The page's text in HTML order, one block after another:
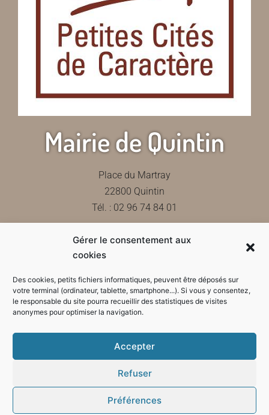
Gérer le consentement aux
cookies
Des cookies, petits fichiers informatiques, peuvent être déposés sur
votre terminal (ordinateur, tablette, smartphone...). Si vous y consentez,
le responsable du site pourra recueillir des statistiques de visites
anonymes pour optimiser la navigation.
Accepter
Refuser
Préférences
Mairie de Quintin
Place du Martray
22800 Quintin
Tél. : 02 96 74 84 01
Contactez-nous
Horaires d'ouverture de la mairie